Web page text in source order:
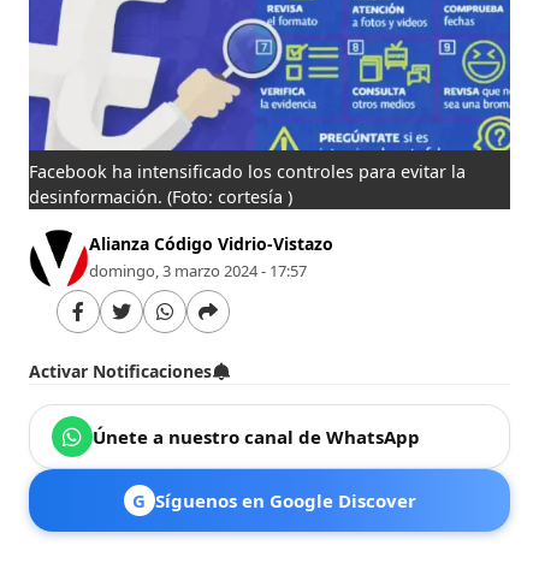
Facebook ha intensificado los controles para evitar la
desinformación.(Foto: cortesía )
Alianza Código Vidrio-Vistazo
domingo, 3 marzo 2024 - 17:57
Activar Notificaciones
Únete a nuestro canal de WhatsApp
G Síguenos en Google Discover